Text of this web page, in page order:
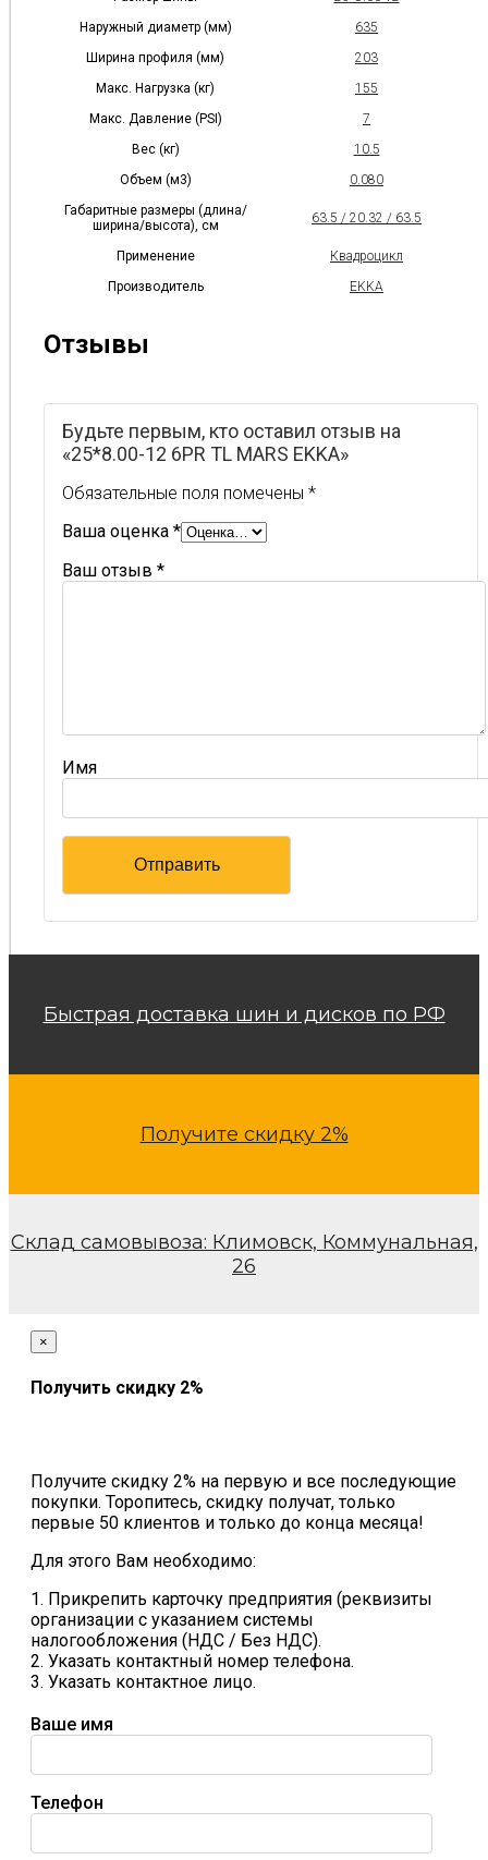
Наружный диаметр (мм)
635
Ширина профиля (мм)
203
Макс. Нагрузка (кг)
155
Макс. Давление (PSI)
7
Вес (кг)
10.5
Объем (м3)
0.080
Габаритные размеры (длина/
ширина/высота), см
63.5 / 20.32 / 63.5
Применение
Квадроцикл
Производитель
EKKA
Отзывы
Будьте первым, кто оставил отзыв на
«25*8.00-12 6PR TL MARS EKKA»
Обязательные поля помечены *
Ваша оценка *
Ваш отзыв *
Имя
Быстрая доставка шин и дисков по РФ
Получите скидку 2%
Склад самовывоза: Климовск, Коммунальная,
26
×
Получить скидку 2%
Получите скидку 2% на первую и все последующие
покупки. Торопитесь, скидку получат, только
первые 50 клиентов и только до конца месяца!
Для этого Вам необходимо:
1. Прикрепить карточку предприятия (реквизиты
организации с указанием системы
налогообложения (НДС / Без НДС).
2. Указать контактный номер телефона.
3. Указать контактное лицо.
Ваше имя
Телефон